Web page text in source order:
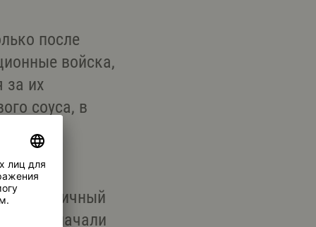
после
войска,
за их
соуса, в
заграничный
начали